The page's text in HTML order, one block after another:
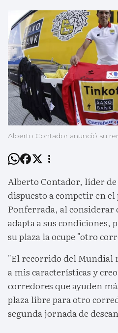
Alberto Contador anunció su
Alberto Contador, líder de
dispuesto a competir en
Ponferrada, al considerar
adapta a sus condiciones,
su plaza la ocupe "otro
"El recorrido del Mundial
a mis características y
corredores que ayuden
plaza libre para otro
segunda jornada de